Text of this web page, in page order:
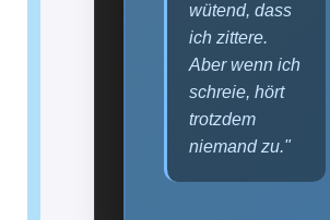
wütend, dass
ich zittere.
Aber wenn ich
schreie, hört
trotzdem
niemand zu."